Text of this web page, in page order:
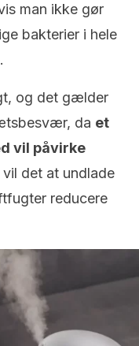
man ikke gør
bakterier i hele
og det gælder
da et
vil påvirke
det at undlade
reducere